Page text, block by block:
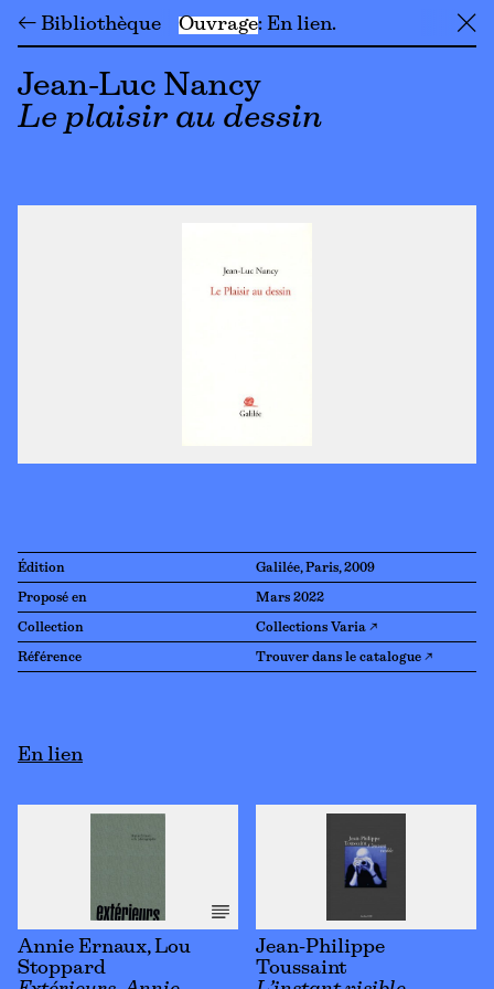
← Bibliothèque Ouvrage En lien ╳
Jean-Luc Nancy
Le plaisir au dessin
Édition Galilée, Paris, 2009
Proposé en Mars 2022
Collection Collections Varia ↗
Référence Trouver dans le catalogue ↗
En lien
Annie Ernaux, Lou
Stoppard
Jean-Philippe
Toussaint